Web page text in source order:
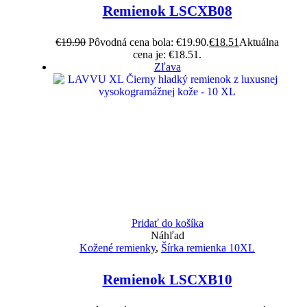
Remienok LSCXB08
€19.90 Pôvodná cena bola: €19.90.€18.51 Aktuálna
cena je: €18.51.
Zľava
Pridať do košíka
Náhľad
Kožené remienky, Šírka remienka 10XL
Remienok LSCXB10